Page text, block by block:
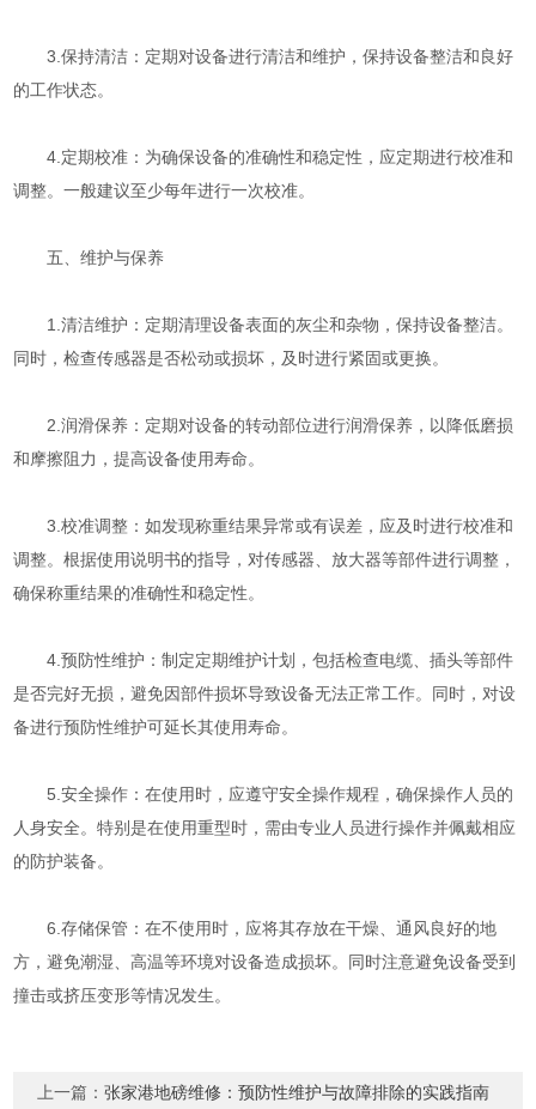
3.保持清洁：定期对设备进行清洁和维护，保持设备整洁和良好
的工作状态。
4.定期校准：为确保设备的准确性和稳定性，应定期进行校准和
调整。一般建议至少每年进行一次校准。
五、维护与保养
1.清洁维护：定期清理设备表面的灰尘和杂物，保持设备整洁。
同时，检查传感器是否松动或损坏，及时进行紧固或更换。
2.润滑保养：定期对设备的转动部位进行润滑保养，以降低磨损
和摩擦阻力，提高设备使用寿命。
3.校准调整：如发现称重结果异常或有误差，应及时进行校准和
调整。根据使用说明书的指导，对传感器、放大器等部件进行调整，
确保称重结果的准确性和稳定性。
4.预防性维护：制定定期维护计划，包括检查电缆、插头等部件
是否完好无损，避免因部件损坏导致设备无法正常工作。同时，对设
备进行预防性维护可延长其使用寿命。
5.安全操作：在使用时，应遵守安全操作规程，确保操作人员的
人身安全。特别是在使用重型时，需由专业人员进行操作并佩戴相应
的防护装备。
6.存储保管：在不使用时，应将其存放在干燥、通风良好的地
方，避免潮湿、高温等环境对设备造成损坏。同时注意避免设备受到
撞击或挤压变形等情况发生。
上一篇：张家港地磅维修：预防性维护与故障排除的实践指南